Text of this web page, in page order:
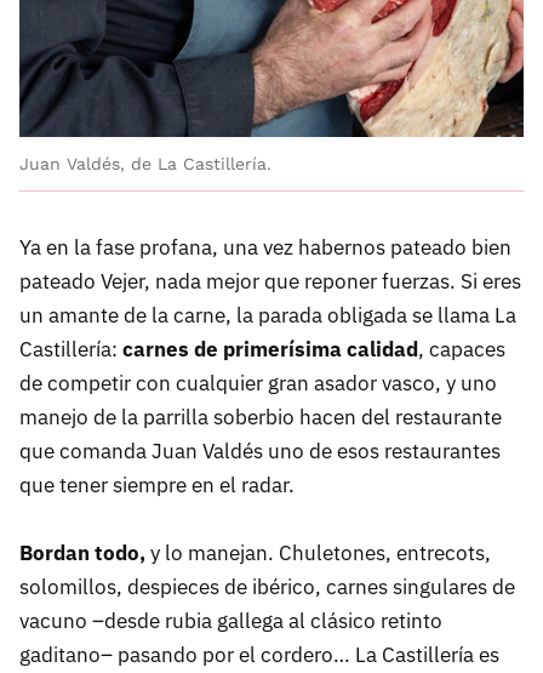
Juan Valdés, de La Castillería.
Ya en la fase profana, una vez habernos pateado bien
pateado Vejer, nada mejor que reponer fuerzas. Si eres
un amante de la carne, la parada obligada se llama La
Castillería: carnes de primerísima calidad, capaces
de competir con cualquier gran asador vasco, y uno
manejo de la parrilla soberbio hacen del restaurante
que comanda Juan Valdés uno de esos restaurantes
que tener siempre en el radar.
Bordan todo,y lo manejan. Chuletones, entrecots,
solomillos, despieces de ibérico, carnes singulares de
vacuno –desde rubia gallega al clásico retinto
gaditano– pasando por el cordero… La Castillería es